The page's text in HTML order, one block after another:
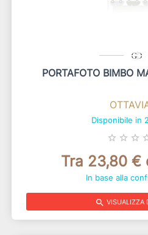
PORTAFOTO BIMBO
Disponibile in
star_border star_border star_border
Tra 23,80 €
In base alla
search VISUALIZZA